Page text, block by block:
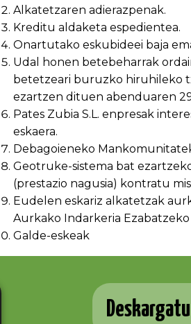
Alkatetzaren adierazpenak.
Kreditu aldaketa espedientea.
Onartutako eskubideei baja
Udal honen betebeharrak
betetzeari buruzko hiruhileko
ezartzen dituen abenduaren
Pates Zubia S.L. enpresak
eskaera.
Debagoieneko
Geotruke-sistema bat
(prestazio nagusia) kontratu
Eudelen eskariz alkatetzak
Aurkako Indarkeria
Galde-eskeak